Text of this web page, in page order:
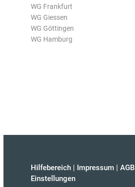
WG Frankfurt
WG Giessen
WG Göttingen
WG Hamburg
Hilfebereich | Impressum | AGB
Einstellungen